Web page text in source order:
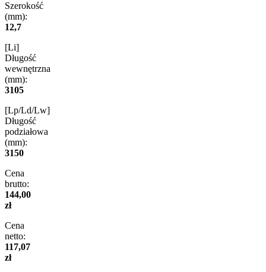
Szerokość
(mm):
12,7
[Li]
Długość
wewnętrzna
(mm):
3105
[Lp/Ld/Lw]
Długość
podziałowa
(mm):
3150
Cena
brutto:
144,00
zł
Cena
netto:
117,07
zł